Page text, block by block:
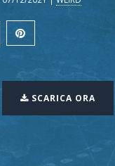
SCARICA ORA